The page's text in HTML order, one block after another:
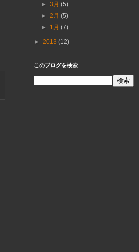
►3月(5)
►2月(5)
► 1月(7)
► 2013 (12)
このブログを検索